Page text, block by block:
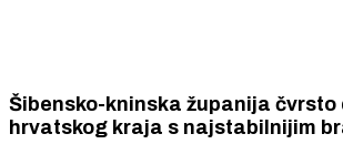
Šibensko-kninska županija čvrsto
hrvatskog kraja s najstabilnijim